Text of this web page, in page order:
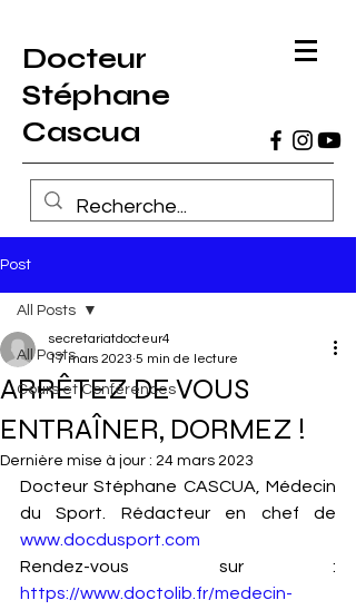
Docteur
Stéphane
Cascua
Post
All Posts
Cours et Conférences
All Posts
ARRÊTEZ DE VOUS
ENTRAÎNER, DORMEZ !
secretariatdocteur4
17 mars 2023 5 min de lecture
Dernière mise à jour : 24 mars 2023
Docteur Stéphane CASCUA, Médecin
www.docdusport.com
https://www.doctolib.fr/medecin-